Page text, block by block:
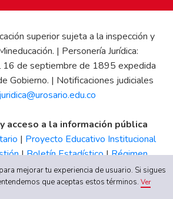
superior sujeta a la inspección y
| Personería Jurídica:
16 de septiembre de 1895 expedida
Gobierno. | Notificaciones judiciales
juridica@urosario.edu.co
acceso a la información pública
| Proyecto Educativo Institucional
|Boletín Estadístico|Régimen
Financieros |Código de Ética| Canal
de Integridad UR
mejorar tu experiencia de usuario. Si sigues
que aceptas estos términos.Ver